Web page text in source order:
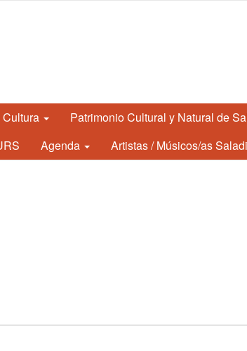
Cultura Patrimonio Cultural y Natural de
Agenda Artistas / Músicos/as